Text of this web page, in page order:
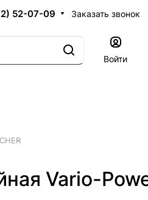
52-07-09 Заказать звонок
Войти
Vario-